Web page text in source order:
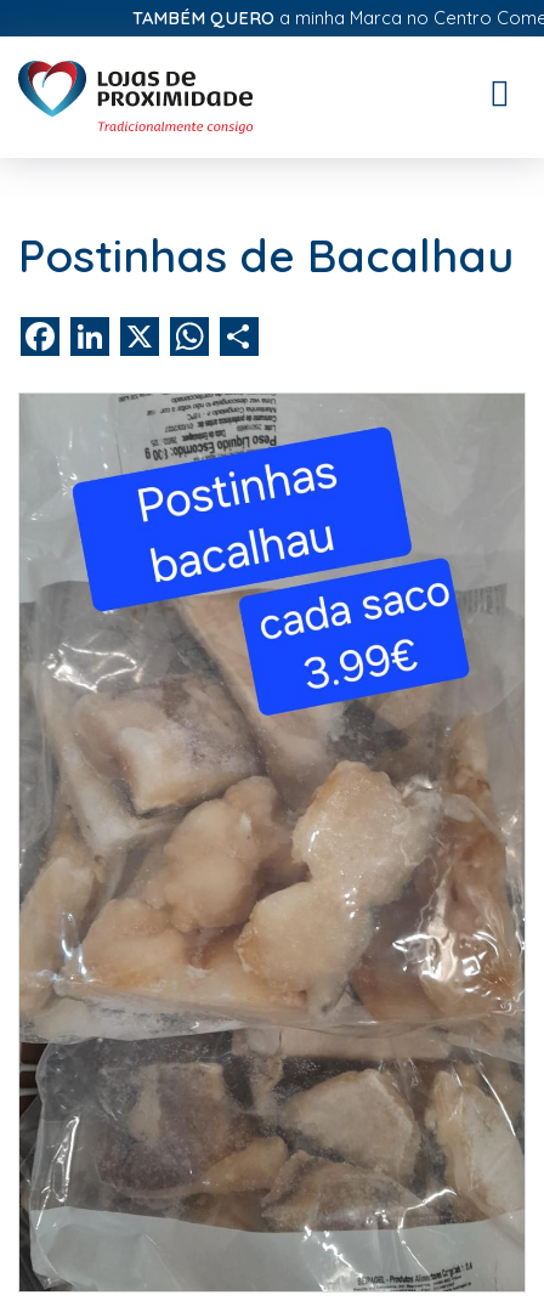
TAMBÉM QUEROa minha Marca no Centro
Postinhas de Bacalhau
FacebookLinkedIn WhatsApp